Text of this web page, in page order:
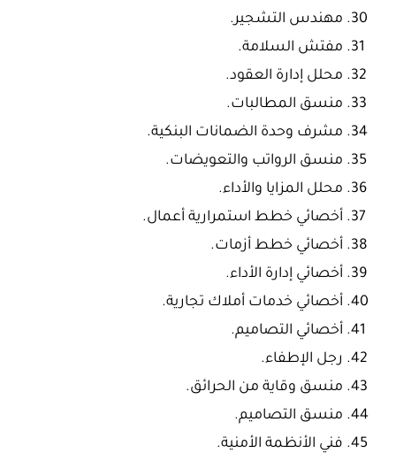
مهندس التشجير.
مفتش السلامة.
محلل إدارة العقود.
منسق المطالبات.
مشرف وحدة الضمانات البنكية.
منسق الرواتب والتعويضات.
محلل المزايا والأداء.
أخصائي خطط استمرارية أعمال.
أخصائي خطط أزمات.
أخصائي إدارة الأداء.
أخصائي خدمات أملاك تجارية.
أخصائي التصاميم.
رجل الإطفاء.
منسق وقاية من الحرائق.
منسق التصاميم.
فني الأنظمة الأمنية.